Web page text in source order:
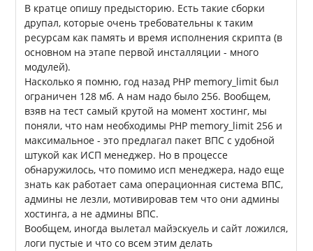
В кратце опишу предысторию. Есть такие сборки
друпал, которые очень требовательны к таким
ресурсам как память и время исполнения скрипта (в
основном на этапе первой инсталляции - много
модулей).
Насколько я помню, год назад PHP memory_limit был
ограничен 128 мб. А нам надо было 256. Вообщем,
взяв на тест самый крутой на момент хостинг, мы
поняли, что нам необходимы PHP memory_limit 256 и
максимальное - это предлагал пакет ВПС с удобной
штукой как ИСП менеджер. Но в процессе
обнаружилось, что помимо исп менеджера, надо еще
знать как работает сама операционная система ВПС,
админы не лезли, мотивировав тем что они админы
хостинга, а не админы ВПС.
Вообщем, иногда вылетал майэскуель и сайт ложился,
логи пустые и что со всем этим делать